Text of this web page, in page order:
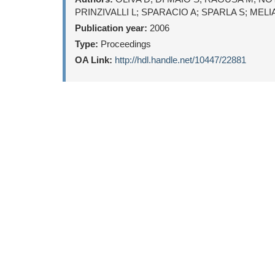
PRINZIVALLI L; SPARACIO A; SPARLA S;
Publication year: 2006
Type: Proceedings
OA Link: http://hdl.handle.net/10447/22881